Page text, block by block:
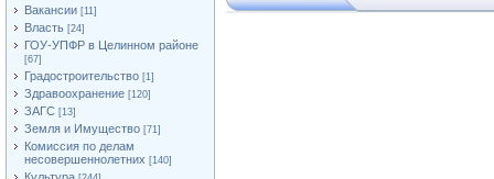
Вакансии [11]
Власть [24]
ГОУ-УПФР в Целинном районе
[67]
Градостроительство [1]
Здравоохранение [120]
ЗАГС [13]
Земля и Имущество [71]
Комиссия по делам
несовершеннолетних [140]